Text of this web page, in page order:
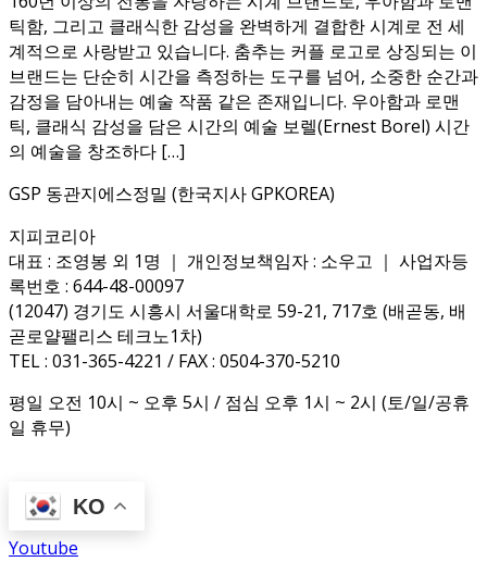
틱함, 그리고 클래식한 감성을 완벽하게 결합한 시계로 전 세
계적으로 사랑받고 있습니다. 춤추는 커플 로고로 상징되는 이
브랜드는 단순히 시간을 측정하는 도구를 넘어, 소중한 순간과
감정을 담아내는 예술 작품 같은 존재입니다. 우아함과 로맨
틱, 클래식 감성을 담은 시간의 예술 보렐(Ernest Borel) 시간
의 예술을 창조하다 […]
GSP 동관지에스정밀 (한국지사 GPKOREA)
지피코리아
대표 : 조영봉 외 1명 ｜ 개인정보책임자 : 소우고 ｜ 사업자등
록번호 : 644-48-00097
(12047) 경기도 시흥시 서울대학로 59-21, 717호 (배곧동, 배
곧로얄팰리스 테크노1차)
TEL : 031-365-4221 / FAX : 0504-370-5210
평일 오전 10시 ~ 오후 5시 / 점심 오후 1시 ~ 2시 (토/일/공휴
일 휴무)
KO
Youtube